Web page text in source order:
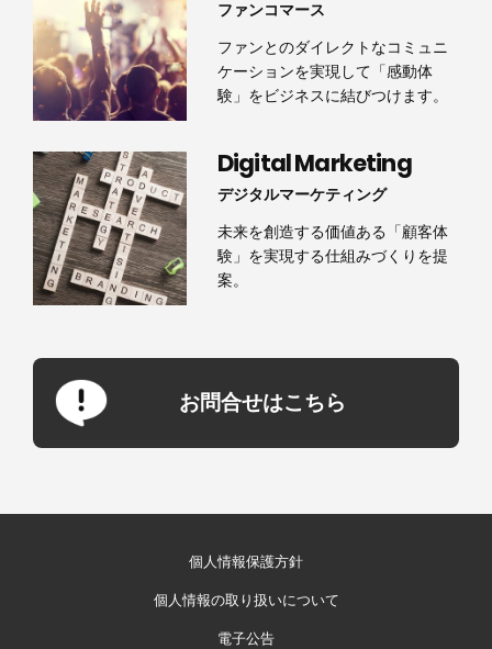
ファンコマース
ファンとのダイレクトなコミュニ
ケーションを実現して「感動体
験」をビジネスに結びつけます。
Digital Marketing
デジタルマーケティング
未来を創造する価値ある「顧客体
験」を実現する仕組みづくりを提
案。
お問合せはこちら
個人情報保護方針
個人情報の取り扱いについて
電子公告